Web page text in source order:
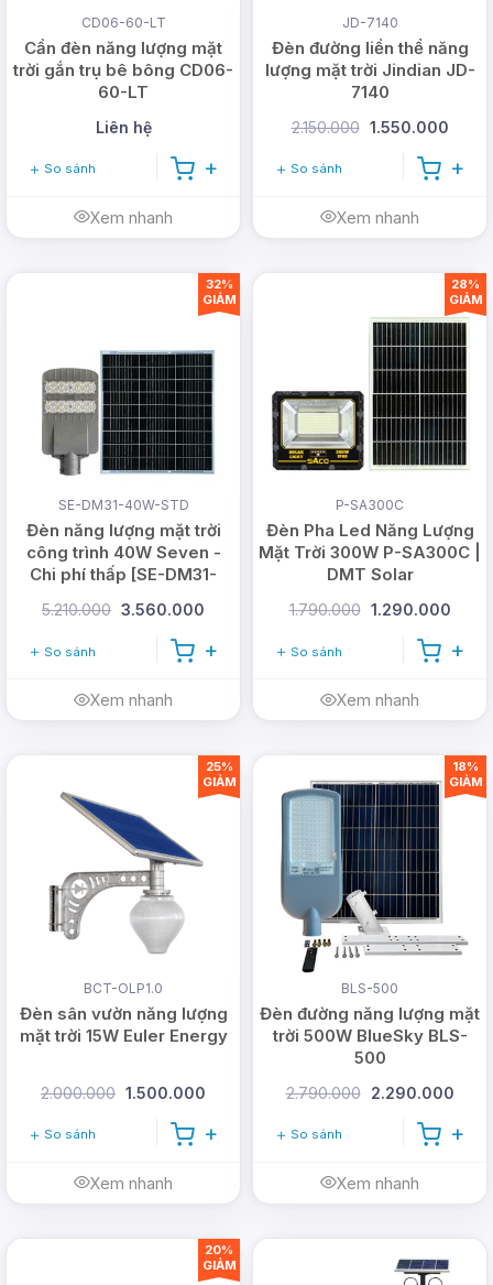
CD06-60-LT
Cần đèn năng lượng mặt
trời gắn trụ bê bông CD06-
60-LT
Liên hệ
So sánh
Xem nhanh
JD-7140
Đèn đường liền thể năng
lượng mặt trời Jindian JD-
7140
2.150.000 1.550.000
So sánh
Xem nhanh
SE-DM31-40W-STD
Đèn năng lượng mặt trời
công trình 40W Seven -
Chi phí thấp [SE-DM31-
5.210.000 3.560.000
So sánh
Xem nhanh
32%
GIẢM
P-SA300C
Đèn Pha Led Năng Lượng
Mặt Trời 300W P-SA300C |
DMT Solar
1.790.000 1.290.000
So sánh
Xem nhanh
28%
GIẢM
BCT-OLP1.0
Đèn sân vườn năng lượng
mặt trời 15W Euler Energy
2.000.000 1.500.000
So sánh
Xem nhanh
25%
GIẢM
BLS-500
Đèn đường năng lượng mặt
trời 500W BlueSky BLS-
500
2.790.000 2.290.000
So sánh
Xem nhanh
18%
GIẢM
20%
GIẢM